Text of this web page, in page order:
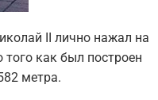
II лично нажал на
как был построен
метра.